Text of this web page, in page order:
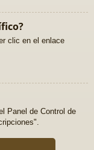
clic en el enlace
Panel de Control de